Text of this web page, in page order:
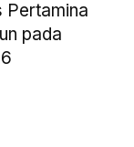
Pertamina
pada